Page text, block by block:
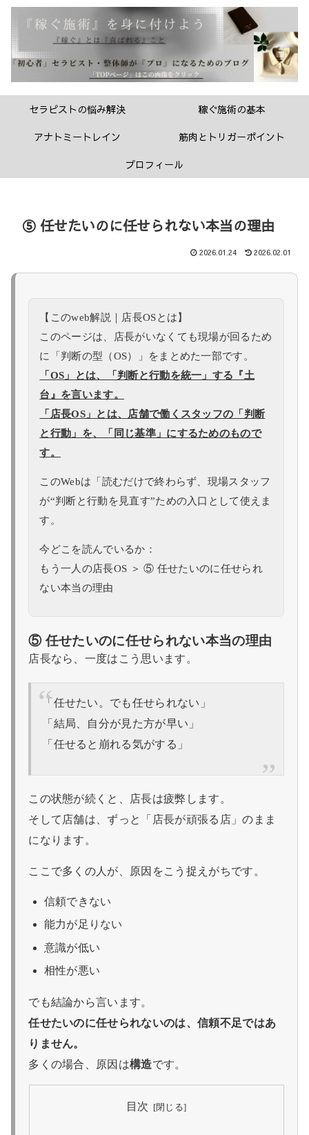
セラピストの悩み解決
稼ぐ施術の基本
アナトミートレイン
筋肉とトリガーポイント
プロフィール
⑤ 任せたいのに任せられない本当の理由
2026.01.24 2026.02.01
【このweb解説｜店長OSとは】
このページは、店長がいなくても現場が回るため
に「判断の型（OS）」をまとめた一部です。
「OS」とは、「判断と行動を統一」する『土
台』を言います。
「店長OS」とは、店舗で働くスタッフの「判断
と行動」を、「同じ基準」にするためのもので
す。
このWebは「読むだけで終わらず、現場スタッフ
が“判断と行動を見直す”ための入口として使えま
す。
今どこを読んでいるか：
もう一人の店長OS ＞ ⑤ 任せたいのに任せられ
ない本当の理由
⑤ 任せたいのに任せられない本当の理由
店長なら、一度はこう思います。
「任せたい。でも任せられない」
「結局、自分が見た方が早い」
「任せると崩れる気がする」
この状態が続くと、店長は疲弊します。
そして店舗は、ずっと「店長が頑張る店」のまま
になります。
ここで多くの人が、原因をこう捉えがちです。
信頼できない
能力が足りない
意識が低い
相性が悪い
でも結論から言います。
任せたいのに任せられないのは、信頼不足ではあ
りません。
多くの場合、原因は構造です。
目次